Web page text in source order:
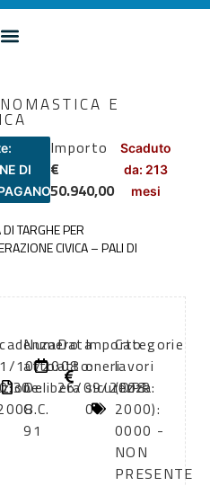
E
DI
Importo
€
50.940,00
Scaduto
da: 213
mesi
TARGHE PER
CIVICA – PALI DI
10/2008
Numero
atto:
Delibera
G.C.
91
Data
atto:
26/09/2008
Importo
oneri
sicurezza:
0
Categorie
lavori
(DPR
2000):
0000 -
NON
PRESENTE